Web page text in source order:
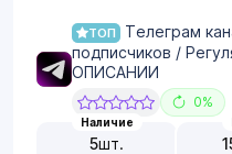
ТОП
Телеграм
подписчиков /
ОПИСАНИИ
0%
Наличие
5шт.